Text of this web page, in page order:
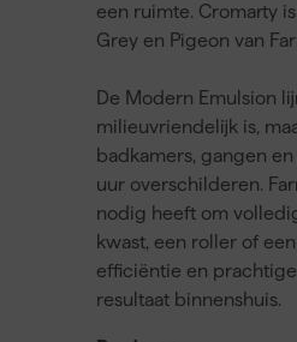
een ruimte. Cromarty
Grey en Pigeon van
De Modern Emulsion
milieuvriendelijk is,
badkamers, gangen
uur overschilderen.
nodig heeft om
kwast, een roller of
efficiëntie en
resultaat binnenshuis.